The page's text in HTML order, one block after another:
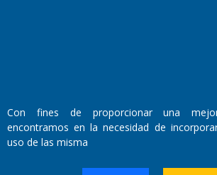
Propietario: El Diario SRL
Director Periodístico:
Walter René Goñi
Con fines de proporcionar una
encontramos en la necesidad de
uso de las misma